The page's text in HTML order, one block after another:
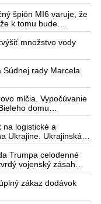
špión MI6 varuje, že
k tomu bude
na Ukrajinu v
na
energie pre
a vojna sa do zimy
množstvo vody
Súdnej rady Marcela
mlčia. Vypočúvanie
domu
Senátu väčšina
na logistické a
Ukrajine. Ukrajinská
nočného útoku
raketu
Trumpa celodenné
vojenský zásah
zákaz dodávok